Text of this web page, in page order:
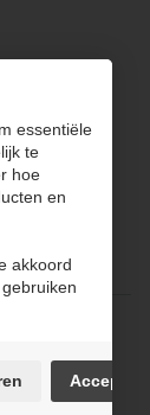
essentiële
te
hoe
en
akkoord